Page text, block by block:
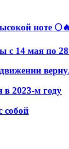
ноте
14 мая по 28
в 2023-м году
собой